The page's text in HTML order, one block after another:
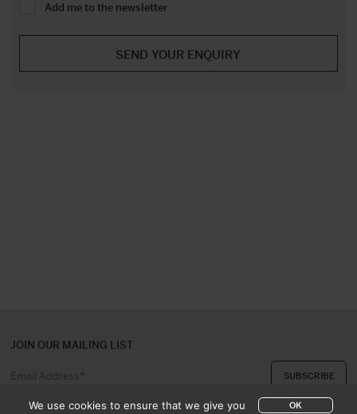
Add me to the newsletter
JOIN OUR MAILING LIST
We use cookies to ensure that we give you
OK